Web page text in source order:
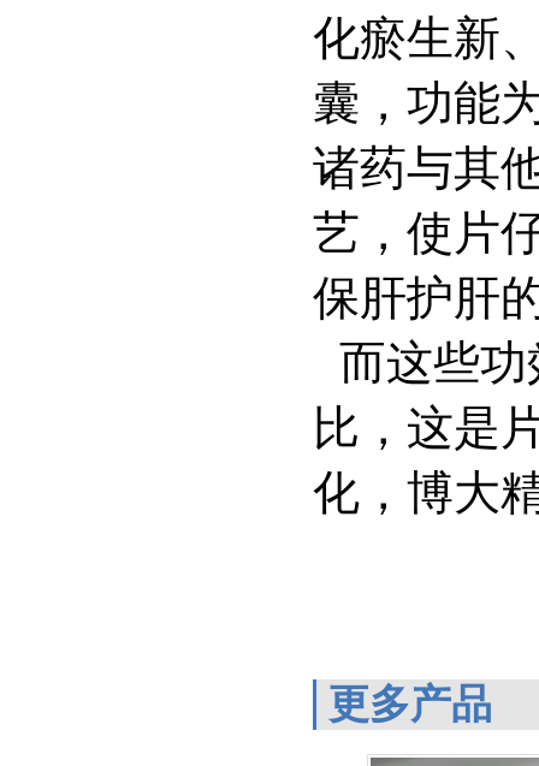
化瘀生新
囊，功能
诸药与其
艺，使片
保肝护肝
而这些
比，这是
化，博大
更多产品